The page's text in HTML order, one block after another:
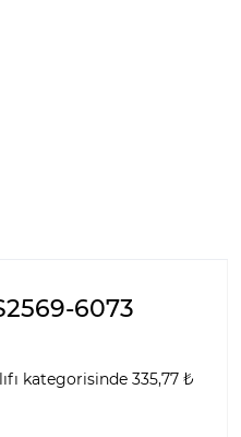
6073
kategorisinde 335,77 ₺